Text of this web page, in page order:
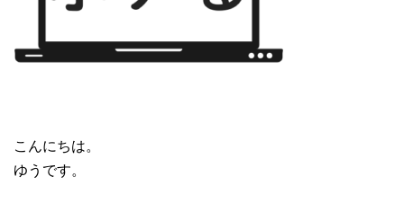
こんにちは。
ゆうです。